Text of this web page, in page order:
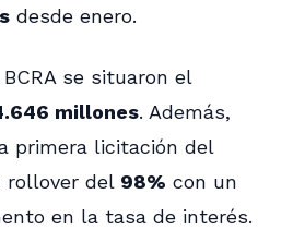
desde enero.
se situaron el
millones. Además,
primera licitación del
rollover del 98% con un
en la tasa de interés.